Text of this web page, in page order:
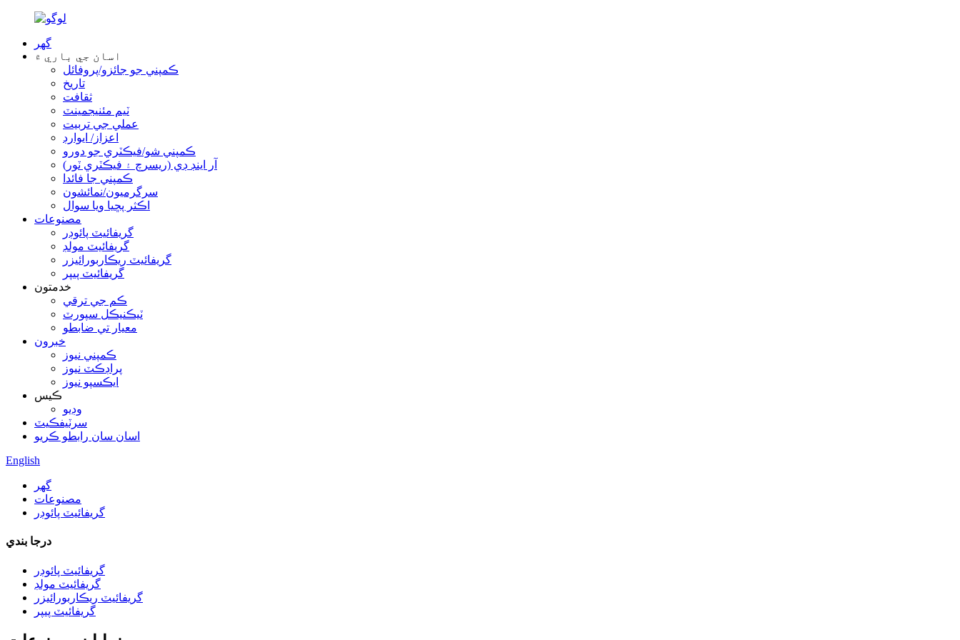
گھر
اسان جي باري ۾
ڪمپني جو جائزو/پروفائل
تاريخ
ثقافت
ٽيم مئنيجمينٽ
عملي جي تربيت
اعزاز/ ايوارڊ
ڪمپني شو/فيڪٽري جو دورو
آر اينڊ ڊي (ريسرچ ۽ فيڪٽري ٽور)
ڪمپني جا فائدا
سرگرميون/نمائشون
اڪثر پڇيا ويا سوال
مصنوعات
گريفائيٽ پائوڊر
گريفائيٽ مولڊ
گريفائيٽ ريڪاربورائيزر
گريفائيٽ پيپر
خدمتون
ڪم جي ترقي
ٽيڪنيڪل سپورٽ
معيار تي ضابطو
خبرون
ڪمپني نيوز
پراڊڪٽ نيوز
ايڪسپو نيوز
ڪيس
وڊيو
سرٽيفڪيٽ
اسان سان رابطو ڪريو
English
گھر
مصنوعات
گريفائيٽ پائوڊر
درجا بندي
گريفائيٽ پائوڊر
گريفائيٽ مولڊ
گريفائيٽ ريڪاربورائيزر
گريفائيٽ پيپر